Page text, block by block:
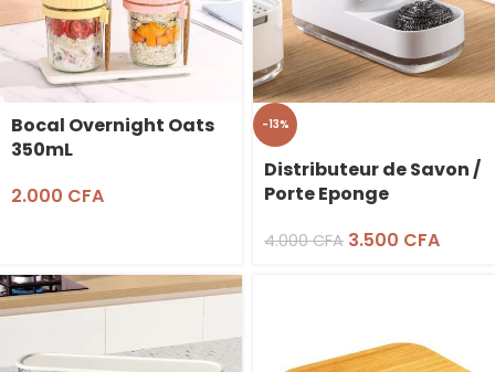
Bocal Overnight Oats
350mL
2.000 CFA
-13%
Distributeur de Savon /
Porte Eponge
4.000CFA 3.500 CFA